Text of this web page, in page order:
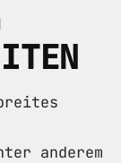
anderem